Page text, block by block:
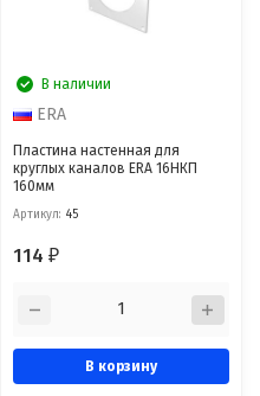
В наличии
ERA
Пластина настенная для
круглых каналов ERA 16НКП
160мм
Артикул: 45
114₽
В корзину